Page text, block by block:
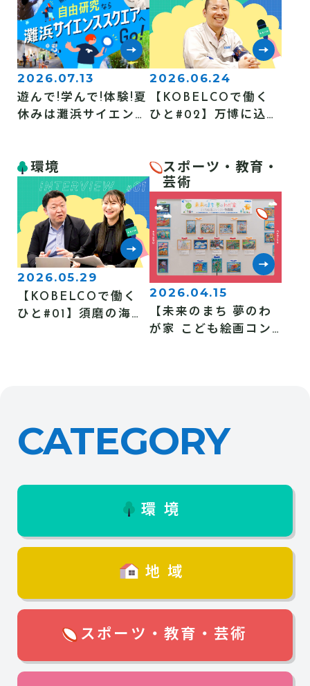
2026.07.13
遊んで!学んで!体験!夏
休みは灘浜サイエンス
2026.06.24
【KOBELCOで働く
ひと#02】万博に込め
環境
2026.05.29
【KOBELCOで働く
ひと#01】須磨の海で
スポーツ・教育・
芸術
2026.04.15
【未来のまち 夢のわ
が家 こども絵画コン
CATEGORY
環境
地域
スポーツ・教育・芸術